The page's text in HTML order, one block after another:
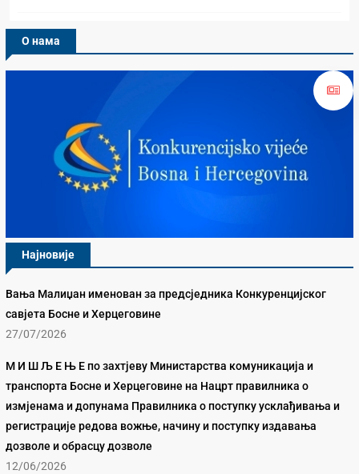
О нама
Најновије
Вања Малиџан именован за предсједника Конкуренцијског
савјета Босне и Херцеговине
27/07/2026
М И Ш Љ Е Њ Е по захтјеву Министарства комуникација и
транспорта Босне и Херцеговине на Нацрт правилника о
измјенама и допунама Правилника о поступку усклађивања и
регистрације редова вожње, начину и поступку издавања
дозволе и обрасцу дозволе
12/06/2026